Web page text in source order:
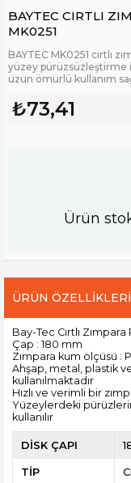
BAYTEC CIRTLI
MK0251
BAYTEC MK0251 cırtlı
yüzey pürüzsüzleştirme
uzun ömürlü kullanım
₺73,41
Ürün
ÜRÜN ÖZELLIKLERI
Bay-Tec Cırtlı
Çap : 180 mm
Zımpara kum ölçüsü :
Ahşap, metal, plastik
kullanılmaktadır
Hızlı ve verimli bir
Yüzeylerdeki
kullanılır
DİSK ÇAPI
TİP